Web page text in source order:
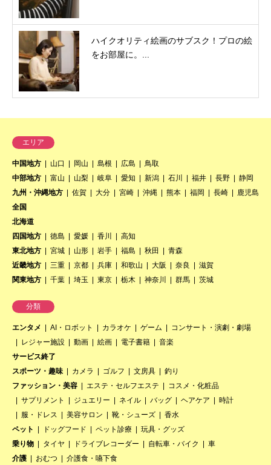
ハイクオリティ絵画のサブスク！プロの絵
をお部屋に。...
エリア
中国地方 山口 岡山 島根 広島
鳥取
中部地方
富山 山梨 岐阜 愛知 新潟 石川 福井 長野
静岡
九州・沖縄地方
佐賀 大分 宮崎 沖縄 熊本 福岡 長崎
鹿児島
全国
北海道
四国地方
徳島 愛媛 香川
高知
東北地方
宮城 山形 岩手 福島 秋田
青森
近畿地方
三重 京都 兵庫 和歌山 大阪 奈良
滋賀
関東地方
千葉 埼玉 東京 栃木 神奈川 群馬 茨城
分類
エンタメ AI・ロボット カラオケ ゲーム
コンサート・演劇・劇場
レジャー施設
動画 絵画 電子書籍
音楽
サービス終了
スポーツ・趣味
カメラ ゴルフ 文房具
釣り
ファッション・美容
エステ・セルフエステ
コスメ・化粧品
サプリメント
ジュエリー ネイル バッグ ヘアケア
時計
服・ドレス
美容サロン 靴・シューズ
香水
ペット
ドッグフード ペット診療
玩具・グッズ
乗り物
タイヤ ドライブレコーダー 自転車・バイク
車
介護
おむつ
介護食・嚥下食